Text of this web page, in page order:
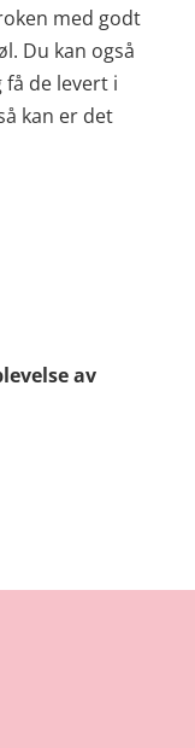
med godt
Du kan også
de levert i
kan er det
av